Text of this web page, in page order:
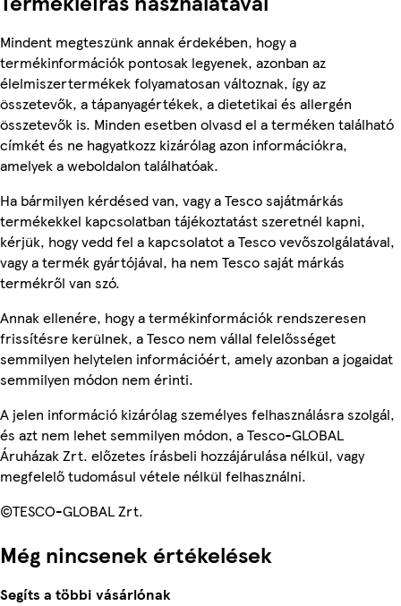
Mindent megteszünk annak érdekében, hogy a
termékinformációk pontosak legyenek, azonban az
élelmiszertermékek folyamatosan változnak, így az
összetevők, a tápanyagértékek, a dietetikai és allergén
összetevők is. Minden esetben olvasd el a terméken található
címkét és ne hagyatkozz kizárólag azon információkra,
amelyek a weboldalon találhatóak.
Ha bármilyen kérdésed van, vagy a Tesco sajátmárkás
termékekkel kapcsolatban tájékoztatást szeretnél kapni,
kérjük, hogy vedd fel a kapcsolatot a Tesco vevőszolgálatával,
vagy a termék gyártójával, ha nem Tesco saját márkás
termékről van szó.
Annak ellenére, hogy a termékinformációk rendszeresen
frissítésre kerülnek, a Tesco nem vállal felelősséget
semmilyen helytelen információért, amely azonban a jogaidat
semmilyen módon nem érinti.
A jelen információ kizárólag személyes felhasználásra szolgál,
és azt nem lehet semmilyen módon, a Tesco-GLOBAL
Áruházak Zrt. előzetes írásbeli hozzájárulása nélkül, vagy
megfelelő tudomásul vétele nélkül felhasználni.
©TESCO-GLOBAL Zrt.
Még nincsenek értékelések
Segíts a többi vásárlónak